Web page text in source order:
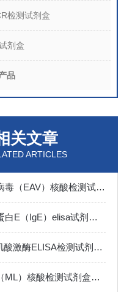
检测试剂盒
剂盒
品
关文章
ARTICLES
马动脉炎病毒（EAV）核酸检测试剂盒反应的特异性决定因素
犬免疫球蛋白E（IgE）elisa试剂盒注意事项
山羊M型肌酸激酶ELISA检测试剂盒样本处理及要求
麻风杆菌（ML）核酸检测试剂盒实验要点